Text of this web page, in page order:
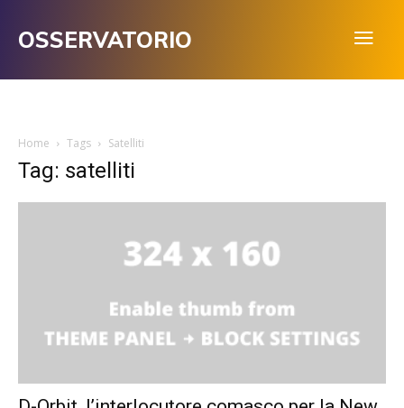
OSSERVATORIO
Home Tags Satelliti
Tag: satelliti